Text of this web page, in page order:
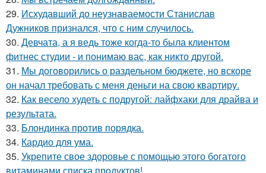
29. Исхудавший до неузнаваемости Станислав
Дужников признался, что с ним случилось.
30. Девчата, а я ведь тоже когда-то была клиентом
фитнес студии - и понимаю вас, как никто другой.
31. Мы договорились о раздельном бюджете, но вскоре
он начал требовать с меня деньги на свою квартиру.
32. Как весело худеть с подругой: лайфхаки для драйва и
результата.
33. Блондинка против порядка.
34. Кардио для ума.
35. Укрепите свое здоровье с помощью этого богатого